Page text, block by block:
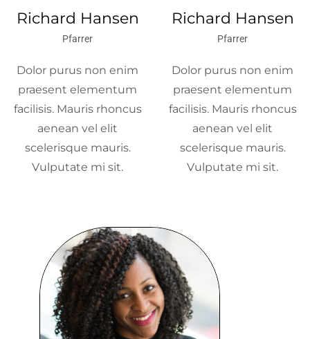
Richard Hansen
Pfarrer
Dolor purus non enim
praesent elementum
facilisis. Mauris rhoncus
aenean vel elit
scelerisque mauris.
Vulputate mi sit.
Richard Hansen
Pfarrer
Dolor purus non enim
praesent elementum
facilisis. Mauris rhoncus
aenean vel elit
scelerisque mauris.
Vulputate mi sit.